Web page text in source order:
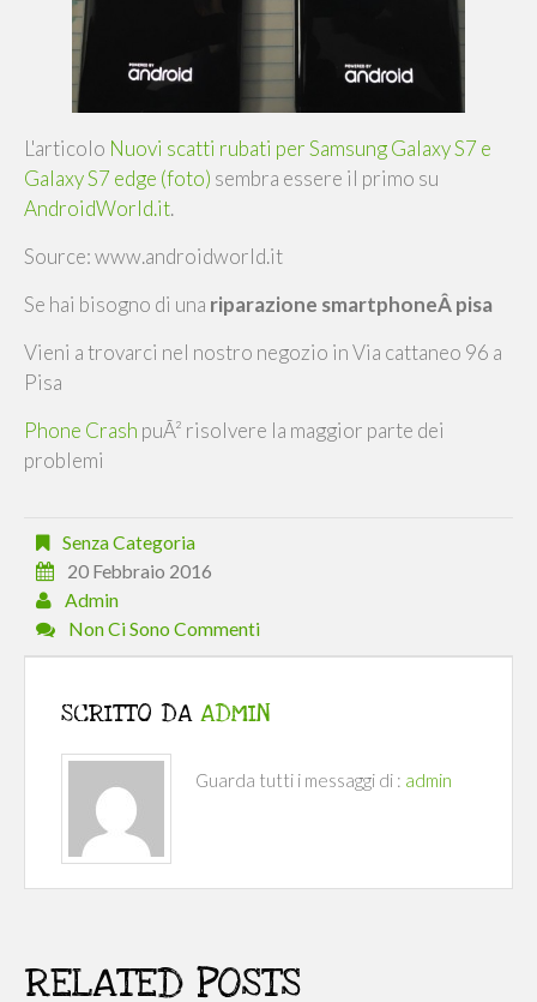
L'articolo Nuovi scatti rubati per Samsung Galaxy S7 e
Galaxy S7 edge (foto) sembra essere il primo su
AndroidWorld.it.
Source: www.androidworld.it
Se hai bisogno di una riparazione smartphoneÂ pisa
Vieni a trovarci nel nostro negozio in Via cattaneo 96 a
Pisa
Phone Crash puÃ² risolvere la maggior parte dei
problemi
Senza Categoria
20 Febbraio 2016
Admin
Non Ci Sono Commenti
SCRITTO DA ADMIN
Guarda tutti i messaggi di : admin
RELATED POSTS